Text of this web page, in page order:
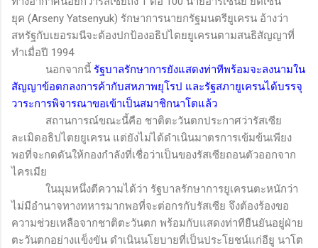
ยุค (Arseny Yatsenyuk) รักษาการนายกรัฐมนตรียูเครน อ้างว่า
สหรัฐกับเยอรมนีจะต้องปกป้องอธิปไตยยูเครนตามสนธิสัญญาที่
ทำเมื่อปี 1994
นอกจากนี้ รัฐบาลรักษาการยังแสดงท่าทีพร้อมจะลงนามใน
สัญญาข้อตกลงการค้ากับสหภาพยุโรป และรัฐสภายูเครนได้บรรจุ
วาระการพิจารณาขอเข้าเป็นสมาชิกนาโตแล้ว
สถานการณ์ขณะนี้คือ ชาติตะวันตกประกาศว่ารัสเซีย
ละเมิดอธิปไตยยูเครน แต่ยังไม่ได้ดำเนินมาตรการเข้มข้นเพียง
พอที่จะกดดันให้กองกำลังที่เชื่อว่าเป็นของรัสเซียถอนตัวออกจาก
ไครเมีย
ในมุมหนึ่งตีความได้ว่า รัฐบาลรักษาการยูเครนตะหนักว่า
ไม่มีอำนาจทางทหารมากพอที่จะต่อกรกับรัสเซีย จึงต้องร้องขอ
ความช่วยเหลือจากชาติตะวันตก พร้อมกับแสดงท่าทียืนยันอยู่ฝ่าย
ตะวันตกอย่างแข็งขัน ดำเนินนโยบายที่เป็นประโยชน์แก่อียู นาโต